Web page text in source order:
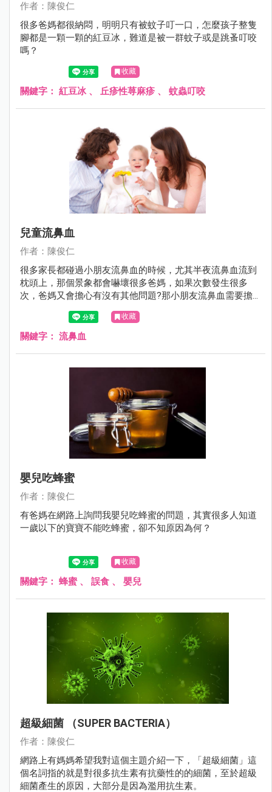
作者：陳俊仁
很多爸媽都很納悶，明明只有被蚊子叮一口，怎麼孩子整隻
腳都是一顆一顆的紅豆冰，難道是被一群蚊子或是跳蚤叮咬
嗎？
收藏
關鍵字： 紅豆冰 、 丘疹性荨麻疹 、 蚊蟲叮咬
兒童流鼻血
作者：陳俊仁
很多家長都碰過小朋友流鼻血的時候，尤其半夜流鼻血流到
枕頭上，那個景象都會嚇壞很多爸媽，如果次數發生很多
次，爸媽又會擔心有沒有其他問題?那小朋友流鼻血需要擔
心什麼呢?那時後需要看醫師呢？
收藏
關鍵字： 流鼻血
嬰兒吃蜂蜜
作者：陳俊仁
有爸媽在網路上詢問我嬰兒吃蜂蜜的問題，其實很多人知道
一歲以下的寶寶不能吃蜂蜜，卻不知原因為何？
收藏
關鍵字： 蜂蜜、 誤食 、 嬰兒
超級細菌 （SUPER BACTERIA）
作者：陳俊仁
網路上有媽媽希望我對這個主題介紹一下，「超級細菌」這
個名詞指的就是對很多抗生素有抗藥性的的細菌，至於超級
細菌產生的原因，大部分是因為濫用抗生素。